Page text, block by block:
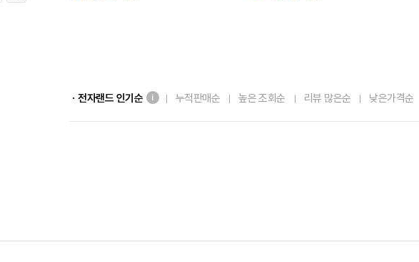
ㆍ전자랜드 인기순 누적판매순 높은 조회순 리뷰 많은순 낮은가격순